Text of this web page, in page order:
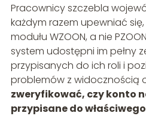
Pracownicy szczebla
każdym razem upewniać
modułu WZOON, a nie
system udostępni im pełny
przypisanych do ich roli i
problemów z widocznością
zweryfikować, czy konto
przypisane do